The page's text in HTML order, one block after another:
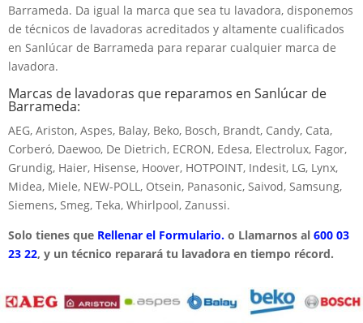
Barrameda. Da igual la marca que sea tu lavadora, disponemos
de técnicos de lavadoras acreditados y altamente cualificados
en Sanlúcar de Barrameda para reparar cualquier marca de
lavadora.
Marcas de lavadoras que reparamos en Sanlúcar de
Barrameda:
AEG, Ariston, Aspes, Balay, Beko, Bosch, Brandt, Candy, Cata,
Corberó, Daewoo, De Dietrich, ECRON, Edesa, Electrolux, Fagor,
Grundig, Haier, Hisense, Hoover, HOTPOINT, Indesit, LG, Lynx,
Midea, Miele, NEW-POLL, Otsein, Panasonic, Saivod, Samsung,
Siemens, Smeg, Teka, Whirlpool, Zanussi.
Solo tienes que Rellenar el Formulario. o Llamarnos al 600 03
23 22, y un técnico reparará tu lavadora en tiempo récord.